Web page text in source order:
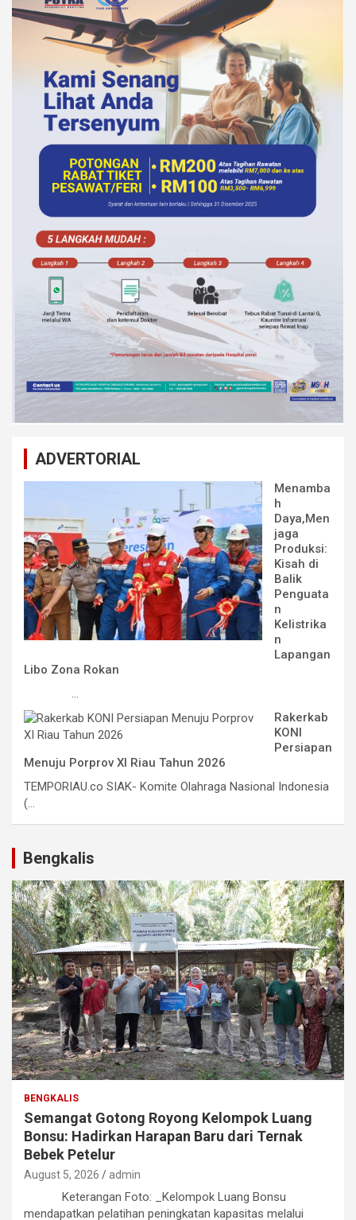
ADVERTORIAL
Menamba
h
Daya,Men
jaga
Produksi:
Kisah di
Balik
Penguata
n
Kelistrika
n
Lapangan
Libo Zona Rokan
...
Rakerkab
KONI
Persiapan
Menuju Porprov XI Riau Tahun 2026
TEMPORIAU.co SIAK- Komite Olahraga Nasional Indonesia
(...
Bengkalis
BENGKALIS
Semangat Gotong Royong Kelompok Luang
Bonsu: Hadirkan Harapan Baru dari Ternak
Bebek Petelur
August 5, 2026 admin
Keterangan Foto: _Kelompok Luang Bonsu
mendapatkan pelatihan peningkatan kapasitas melalui